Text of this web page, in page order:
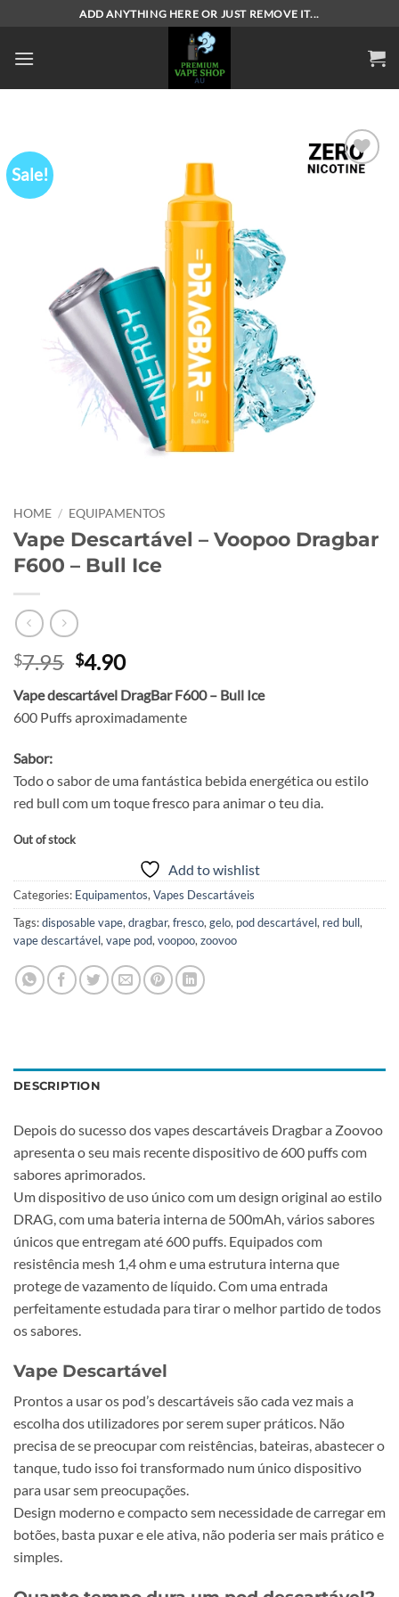
content
ADD ANYTHING HERE OR JUST REMOVE IT...
Sale!
HOME / EQUIPAMENTOS
Vape Descartável – Voopoo Dragbar
F600 – Bull Ice
$7.95 Original
was:
$7.95.
$4.90Current
is:
$4.90.
Vape descartável DragBar F600 – Bull Ice
600 Puffs aproximadamente
Sabor:
Todo o sabor de uma fantástica bebida energética ou estilo
red bull com um toque fresco para animar o teu dia.
Out of stock
Add to wishlist
Categories: Equipamentos, Vapes Descartáveis
Tags:disposable vape, dragbar, fresco, gelo, pod descartável, red bull,
vape descartável, vape pod, voopoo, zoovoo
DESCRIPTION
Depois do sucesso dos vapes descartáveis Dragbar a Zoovoo
apresenta o seu mais recente dispositivo de 600 puffs com
sabores aprimorados.
Um dispositivo de uso único com um design original ao estilo
DRAG, com uma bateria interna de 500mAh, vários sabores
únicos que entregam até 600 puffs. Equipados com
resistência mesh 1,4 ohm e uma estrutura interna que
protege de vazamento de líquido. Com uma entrada
perfeitamente estudada para tirar o melhor partido de todos
os sabores.
Vape Descartável
Prontos a usar os pod’s descartáveis são cada vez mais a
escolha dos utilizadores por serem super práticos. Não
precisa de se preocupar com reistências, bateiras, abastecer o
tanque, tudo isso foi transformado num único dispositivo
para usar sem preocupações.
Design moderno e compacto sem necessidade de carregar em
botões, basta puxar e ele ativa, não poderia ser mais prático e
simples.